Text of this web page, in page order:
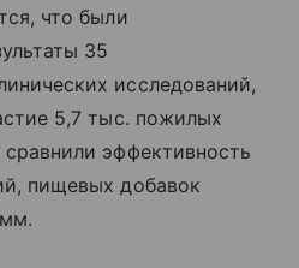
что были
35
исследований,
5,7 тыс. пожилых
эффективность
пищевых добавок